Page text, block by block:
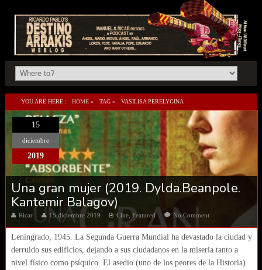
YOU ARE HERE : HOME » TAG » VASILISA PERELYGINA
15
diciembre
2019
Una gran mujer (2019. Dylda.Beanpole.
Kantemir Balagov)
Ricar 15 diciembre 2019 Cine, Featured No Comment
Leningrado, 1945. La Segunda Guerra Mundial ha devastado la ciudad y
derruido sus edificios, dejando a sus ciudadanos en la miseria tanto a
nivel físico como psíquico. El asedio (uno de los peores de la Historia)